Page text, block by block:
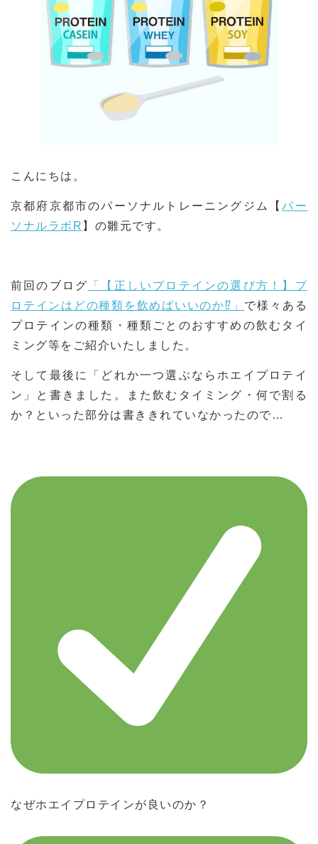
こんにちは。
京都府京都市のパーソナルトレーニングジム【パー
ソナルラボR 】の雛元です。
前回のブログ
「【正しいプロテインの選び方！】プ
ロテインはどの種類を飲めばいいのか⁉」 で様々ある
プロテインの種類・種類ごとのおすすめの飲むタイ
ミング等をご紹介いたしました。
そして最後に「どれか一つ選ぶならホエイプロテイ
ン」と書きました。また飲むタイミング・何で割る
か？といった部分は書ききれていなかったので…
なぜホエイプロテインが良いのか？